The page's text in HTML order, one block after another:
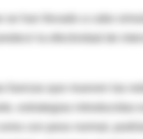
han llevado a cabo
que mueven las
estrategias introducidas
con peso normal,